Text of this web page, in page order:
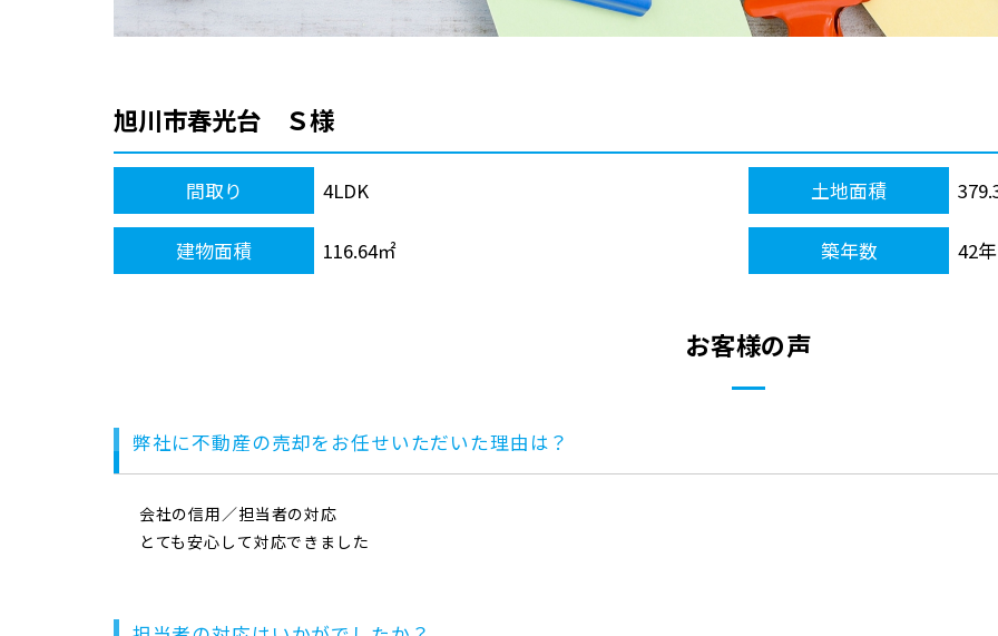
旭川市春光台 Ｓ様
間取り 4LDK 土地面積
建物面積 116.64㎡ 築年数 42年
お客様の声
弊社に不動産の売却をお任せいただいた理由は？
会社の信用／担当者の対応
とても安心して対応できました